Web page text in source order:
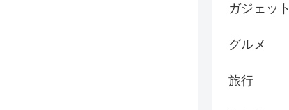
ガジェット
グルメ
旅行